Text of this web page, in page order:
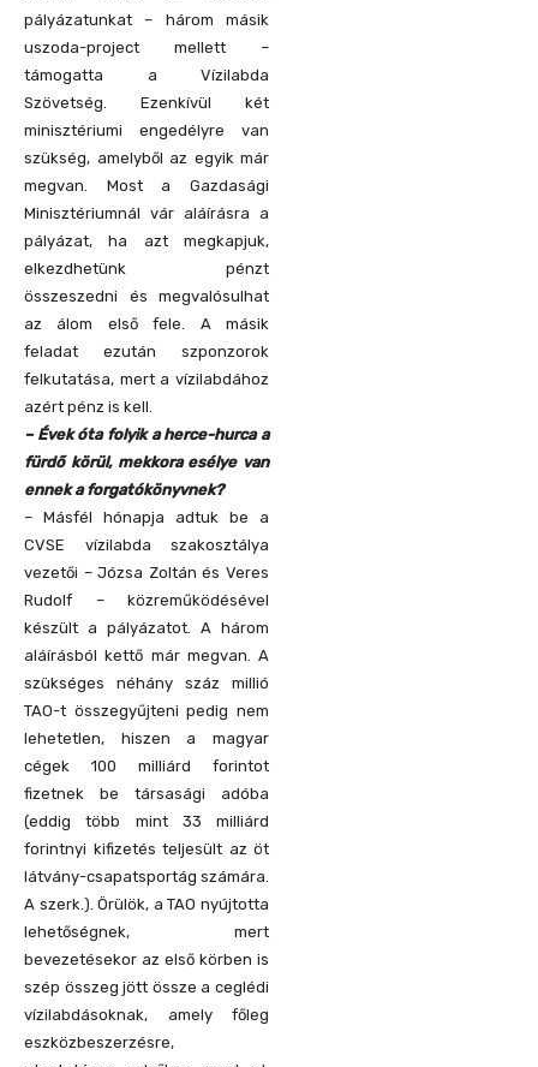
pályázatunkat – három másik
uszoda-project mellett –
támogatta a Vízilabda
Szövetség. Ezenkívül két
minisztériumi engedélyre van
szükség, amelyből az egyik már
megvan. Most a Gazdasági
Minisztériumnál vár aláírásra a
pályázat, ha azt megkapjuk,
elkezdhetünk pénzt
összeszedni és megvalósulhat
az álom első fele. A másik
feladat ezután szponzorok
felkutatása, mert a vízilabdához
azért pénz is kell.
– Évek óta folyik a herce-hurca a
fürdő körül, mekkora esélye van
ennek a forgatókönyvnek?
– Másfél hónapja adtuk be a
CVSE vízilabda szakosztálya
vezetői – Józsa Zoltán és Veres
Rudolf – közreműködésével
készült a pályázatot. A három
aláírásból kettő már megvan. A
szükséges néhány száz millió
TAO-t összegyűjteni pedig nem
lehetetlen, hiszen a magyar
cégek 100 milliárd forintot
fizetnek be társasági adóba
(eddig több mint 33 milliárd
forintnyi kifizetés teljesült az öt
látvány-csapatsportág számára.
A szerk.). Örülök, a TAO nyújtotta
lehetőségnek, mert
bevezetésekor az első körben is
szép összeg jött össze a ceglédi
vízilabdásoknak, amely főleg
eszközbeszerzésre,